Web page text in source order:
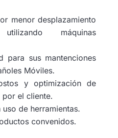
menor desplazamiento
máquinas
para sus mantenciones
Móviles.
y optimización de
el cliente.
de herramientas.
convenidos.